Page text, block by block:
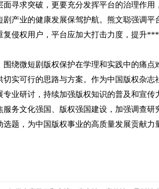
寻求突破，更要充分发挥平台的治理作用
产业的健康发展保驾护航。熊文聪强调
侵权用户，平台应加大打击力度，提升***
绕微短剧版权保护在学理和实践中的痛点
实可行的思路与方案。作为中国版权杂志
业研讨，持续加强版权知识的普及和宣传
务文化强国、版权强国建设，加强调查研
题，为中国版权事业的高质量发展贡献力